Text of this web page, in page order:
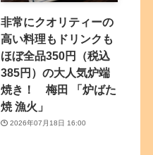
非常にクオリティーの
高い料理もドリンクも
ほぼ全品350円（税込
385円）の大人気炉端
焼き！ 梅田 「炉ばた
焼 漁火」
2026年07月18日 16:00